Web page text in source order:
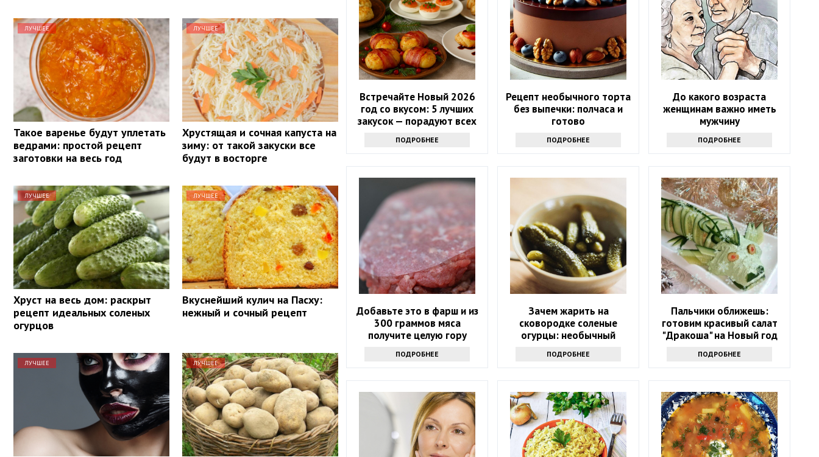
ЛУЧШЕЕ
Такое варенье будут уплетать
ведрами: простой рецепт
заготовки на весь год
ЛУЧШЕЕ
Хрустящая и сочная капуста на
зиму: от такой закуски все
будут в восторге
ЛУЧШЕЕ
Хруст на весь дом: раскрыт
рецепт идеальных соленых
огурцов
ЛУЧШЕЕ
Вкуснейший кулич на Пасху:
нежный и сочный рецепт
ЛУЧШЕЕ ЛУЧШЕЕ
Встречайте Новый 2026
год со вкусом: 5 лучших
закусок — порадуют всех
гостей и Огненную Лошадь
ПОДРОБНЕЕ
Рецепт необычного торта
без выпечки: полчаса и
готово
ПОДРОБНЕЕ
До какого возраста
женщинам важно иметь
мужчину
ПОДРОБНЕЕ
Добавьте это в фарш и из
300 граммов мяса
получите целую гору
ПОДРОБНЕЕ
Зачем жарить на
сковородке соленые
огурцы: необычный
повторять каждый день
ПОДРОБНЕЕ
Пальчики оближешь:
готовим красивый салат
"Дракоша" на Новый год
ПОДРОБНЕЕ